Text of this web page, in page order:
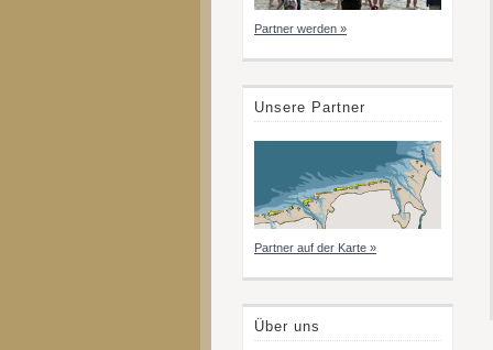
Partner werden »
Unsere Partner
Partner auf der Karte »
Über uns